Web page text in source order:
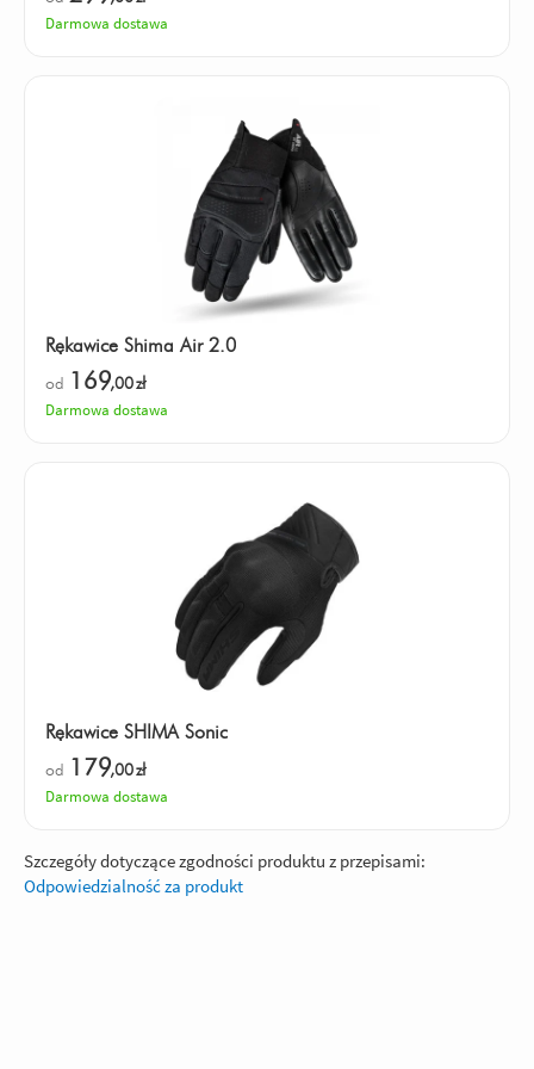
Darmowa dostawa
Rękawice Shima Air 2.0
od 169,00zł
Darmowa dostawa
Rękawice SHIMA Sonic
od 179,00zł
Darmowa dostawa
Szczegóły dotyczące zgodności produktu z przepisami:
Odpowiedzialność za produkt